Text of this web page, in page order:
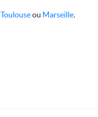
Toulouseou Marseille.